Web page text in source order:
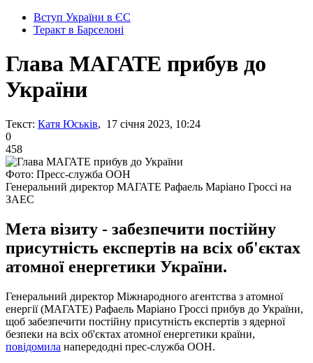
Вступ України в ЄС
Теракт в Барселоні
Глава МАГАТЕ прибув до
України
Текст: Катя Юськів, 17 січня 2023, 10:24
0
458
Фото: Пресс-служба ООН
Генеральний директор МАГАТЕ Рафаель Маріано Гроссі на
ЗАЕС
Мета візиту - забезпечити постійну
присутність експертів на всіх об'єктах
атомної енергетики України.
Генеральний директор Міжнародного агентства з атомної
енергії (МАГАТЕ) Рафаель Маріано Гроссі прибув до України,
щоб забезпечити постійну присутність експертів з ядерної
безпеки на всіх об'єктах атомної енергетики країни,
повідомила напередодні прес-служба ООН.